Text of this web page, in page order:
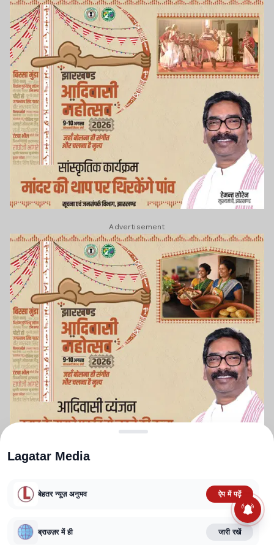
Advertisement
TERMS AND CONDITIONS
CORRECTIONS POLICY
FACT CHECKING POLICY
Lagatar Media
बेहतर न्यूज़ अनुभव ऐप में पढ़ें
ब्राउज़र में ही जारी रखें